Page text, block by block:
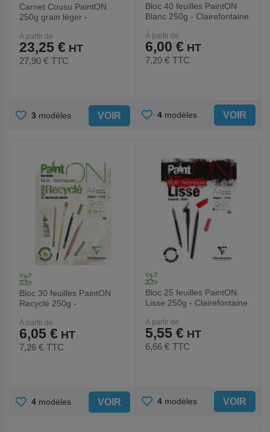
Carnet Cousu PaintON
250g grain léger -
À partir de
23,25 €
27,90 € TTC
AJOUTER
3 modèles VOIR
Bloc 40 feuilles PaintON
Blanc 250g - Clairefontaine
À partir de
6,00 €
7,20 € TTC
AJOUTER
FAVORIS
4 modèles VOIR
Bloc 30 feuilles PaintON
Recyclé 250g -
À partir de
6,05 €
7,26 € TTC
AJOUTER
4 modèles VOIR
Bloc 25 feuilles PaintON
Lisse 250g - Clairefontaine
À partir de
5,55 €
6,66 € TTC
AJOUTER
4 modèles VOIR